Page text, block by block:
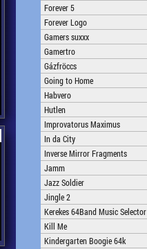
Forever 5
Forever Logo
Gamers suxxx
Gamertro
Gázfröccs
Going to Home
Habvero
Hutlen
Improvatorus Maximus
In da City
Inverse Mirror Fragments
Jamm
Jazz Soldier
Jingle 2
Kerekes 64Band Music Selector
Kill Me
Kindergarten Boogie 64k